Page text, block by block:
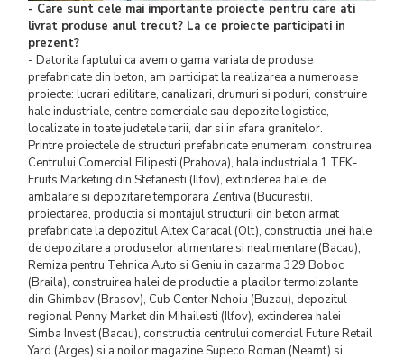
- Care sunt cele mai importante proiecte pentru care ati
livrat produse anul trecut? La ce proiecte participati in
prezent?
- Datorita faptului ca avem o gama variata de produse
prefabricate din beton, am participat la realizarea a numeroase
proiecte: lucrari edilitare, canalizari, drumuri si poduri, construire
hale industriale, centre comerciale sau depozite logistice,
localizate in toate judetele tarii, dar si in afara granitelor.
Printre proiectele de structuri prefabricate enumeram: construirea
Centrului Comercial Filipesti (Prahova), hala industriala 1 TEK-
Fruits Marketing din Stefanesti (Ilfov), extinderea halei de
ambalare si depozitare temporara Zentiva (Bucuresti),
proiectarea, productia si montajul structurii din beton armat
prefabricate la depozitul Altex Caracal (Olt), constructia unei hale
de depozitare a produselor alimentare si nealimentare (Bacau),
Remiza pentru Tehnica Auto si Geniu in cazarma 329 Boboc
(Braila), construirea halei de productie a placilor termoizolante
din Ghimbav (Brasov), Cub Center Nehoiu (Buzau), depozitul
regional Penny Market din Mihailesti (Ilfov), extinderea halei
Simba Invest (Bacau), constructia centrului comercial Future Retail
Yard (Arges) si a noilor magazine Supeco Roman (Neamt) si